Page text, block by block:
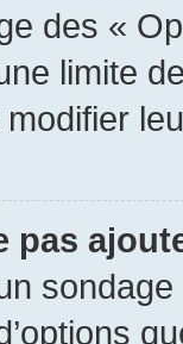
des «
limite
pas